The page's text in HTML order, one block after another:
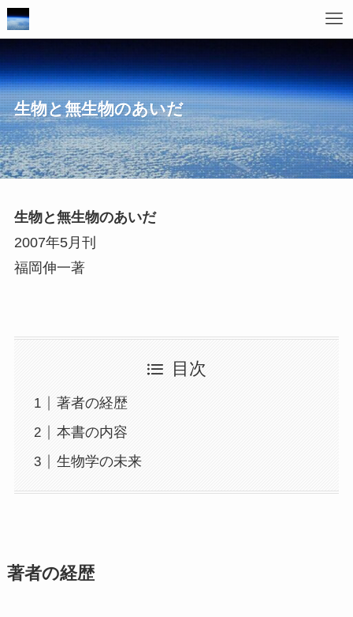
生物と無生物のあいだ
生物と無生物のあいだ
2007年5月刊
福岡伸一著
目次
著者の経歴
本書の内容
生物学の未来
著者の経歴